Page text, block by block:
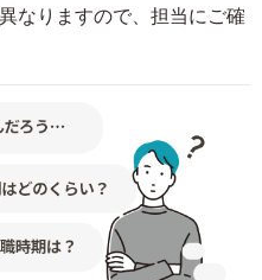
なりますので、担当にご確